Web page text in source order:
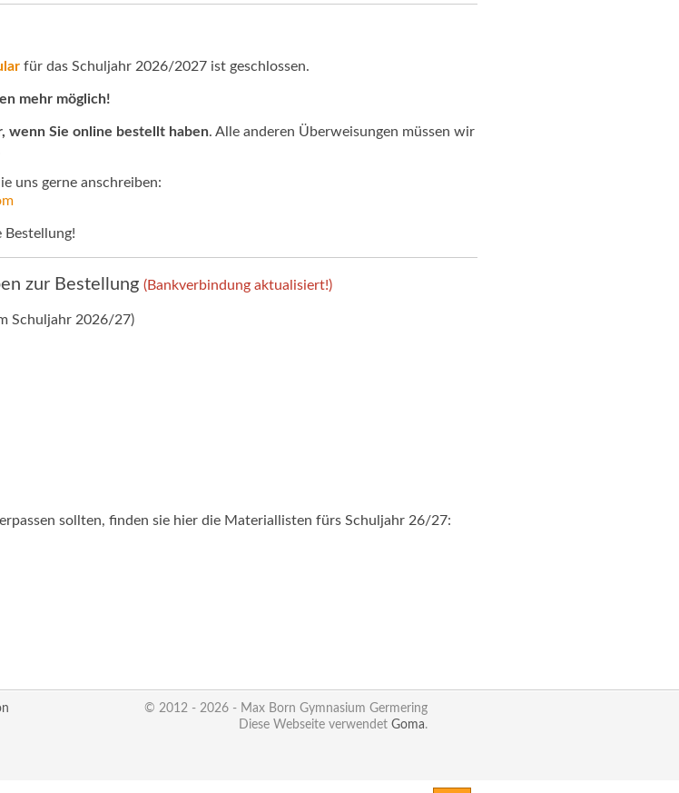
für das Schuljahr 2026/2027 ist geschlossen.
mehr möglich!
wenn Sie online bestellt haben. Alle anderen Überweisungen müssen wir
uns gerne anschreiben:
Bestellung!
zur Bestellung (Bankverbindung aktualisiert!)
Schuljahr 2026/27)
sollten, finden sie hier die Materiallisten fürs Schuljahr 26/27:
© 2012 - 2026 - Max Born Gymnasium Germering
Diese Webseite verwendet Goma.